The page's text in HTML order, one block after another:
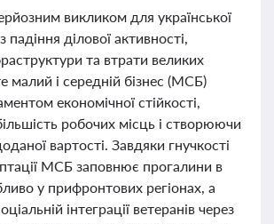
викликом для української
падіння ділової активності,
та втрати великих
малий і середній бізнес (МСБ)
економічної стійкості,
робочих місць і створюючи
вартості. Завдяки гнучкості
МСБ заповнює прогалини в
у прифронтових регіонах, а
інтеграції ветеранів через